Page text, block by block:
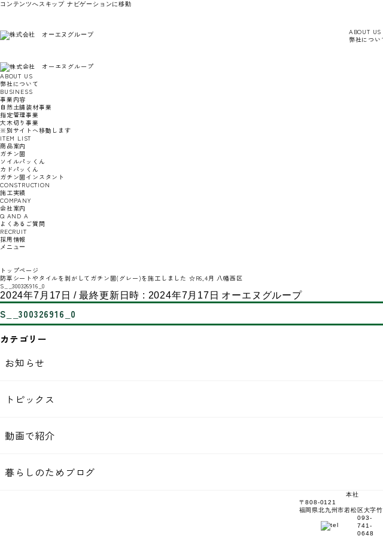
コンテンツへスキップ ナビゲーションに移動
ABOUT US
弊社につい
ABOUT US
弊社について
BUSINESS
事業内容
自然土舗装材事業
指定管理事業
大木切り事業
※別サイトへ移動します
ITEM LIST
商品案内
ガチン固
ソイルパッくん
カドパッくん
ガチン固インスタント
CONSTRUCTION
施工実績
COMPANY
会社案内
Q AND A
よくあるご質問
RECRUIT
採用情報
メニュー
トップページ
防草シートやタイルを剥がしてガチン固(グレー)を施工しました ☆R6,4月 八幡西区
S__300326916_0
2024年7月17日 / 最終更新日時 : 2024年7月17日 オーエヌグループ
S__300326916_0
カテゴリー
お知らせ
トピックス
動画で紹介
暮らしのためブログ
本社
〒808-0121
福岡県北九州市若松区大字
093-
741-
0648